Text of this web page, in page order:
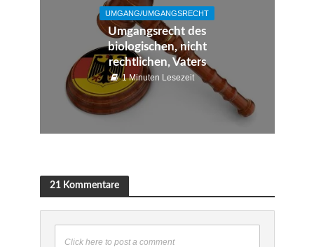
UMGANG/UMGANGSRECHT
Umgangsrecht des
biologischen, nicht
rechtlichen, Vaters
1 Minuten Lesezeit
21 Kommentare
Click here to post a comment